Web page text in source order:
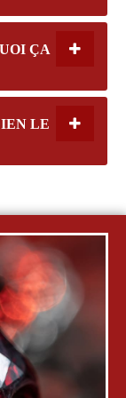
ÇA
LE